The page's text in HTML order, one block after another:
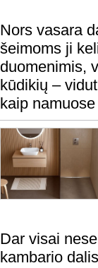
Nors vasara
šeimoms ji
duomenimis,
kūdikių –
kaip namuose
Dar visai
kambario